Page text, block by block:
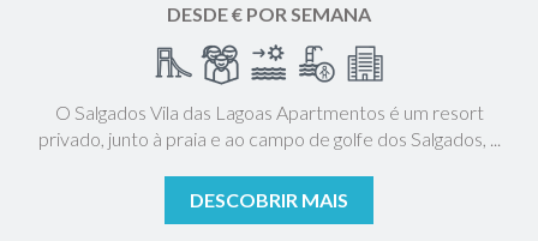
DESDE € POR SEMANA
O Salgados Vila das Lagoas Apartmentos é um resort
privado, junto à praia e ao campo de golfe dos Salgados, ...
DESCOBRIR MAIS